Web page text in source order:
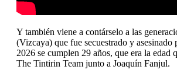
Y también viene a contárselo a las
(Vizcaya) que fue secuestrado y asesinado
2026 se cumplen 29 años, que era la
The Tintirin Team junto a Joaquín Fanjul.